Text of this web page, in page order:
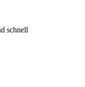
schnell